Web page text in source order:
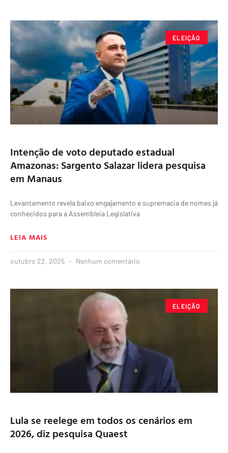
ELEIÇÃO
Intenção de voto deputado estadual
Amazonas: Sargento Salazar lidera pesquisa
em Manaus
Levantamento revela baixo engajamento e supremacia de nomes já
conhecidos para a Assembleia Legislativa
LEIA MAIS
outubro 22, 2025 Nenhum comentário
ELEIÇÃO
Lula se reelege em todos os cenários em
2026, diz pesquisa Quaest